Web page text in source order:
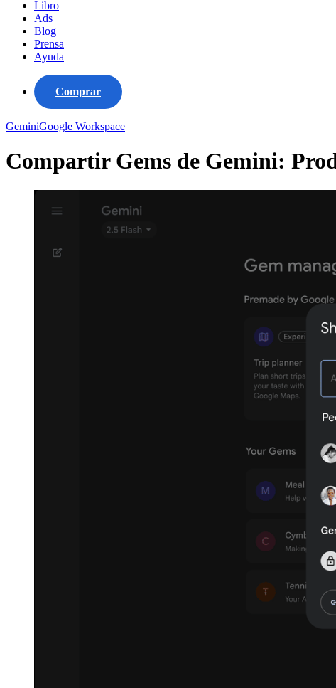
Libro
Ads
Blog
Prensa
Ayuda
Comprar
GeminiGoogle Workspace
Compartir Gems de Gemini: